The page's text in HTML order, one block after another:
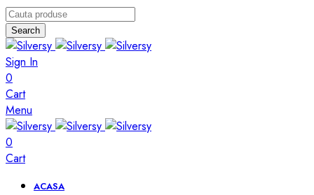
Search
Sign In
0
Cart
Menu
0
Cart
ACASA